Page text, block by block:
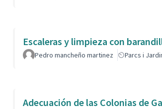
Escaleras y limpieza con
Pedro mancheño martinez Parcs i
Adecuación de las Colonias de